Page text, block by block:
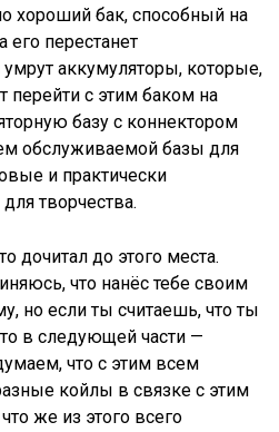
хороший бак, способный на
его перестанет
аккумуляторы, которые,
с этим баком на
базу с коннектором
обслуживаемой базы для
и практически
творчества.
дочитал до этого места.
что нанёс тебе своим
но если ты считаешь, что ты
в следующей части —
что с этим всем
койлы в связке с этим
же из этого всего